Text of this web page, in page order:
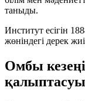
таныды.
Институт есігін
жөніндегі дерек
Омбы
қалыптасуы